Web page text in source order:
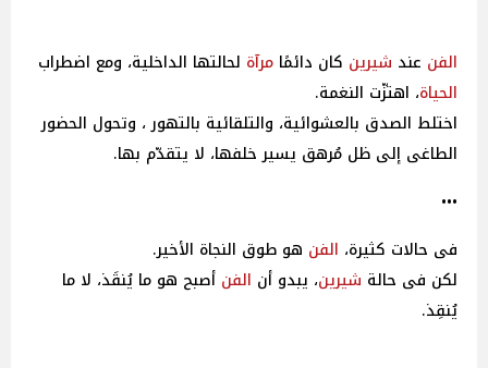
الفن عند شيرين كان دائمًا مرآة لحالتها الداخلية، ومع اضطراب
الحياة، اهتزّت النغمة.
اختلط الصدق بالعشوائية، والتلقائية بالتهور ، وتحول الحضور
الطاغى إلى ظل مُرهق يسير خلفها، لا يتقدّم بها.
•••
فى حالات كثيرة، الفن هو طوق النجاة الأخير.
لكن فى حالة شيرين، يبدو أن الفن أصبح هو ما يُنقَذ، لا ما
يُنقِذ.